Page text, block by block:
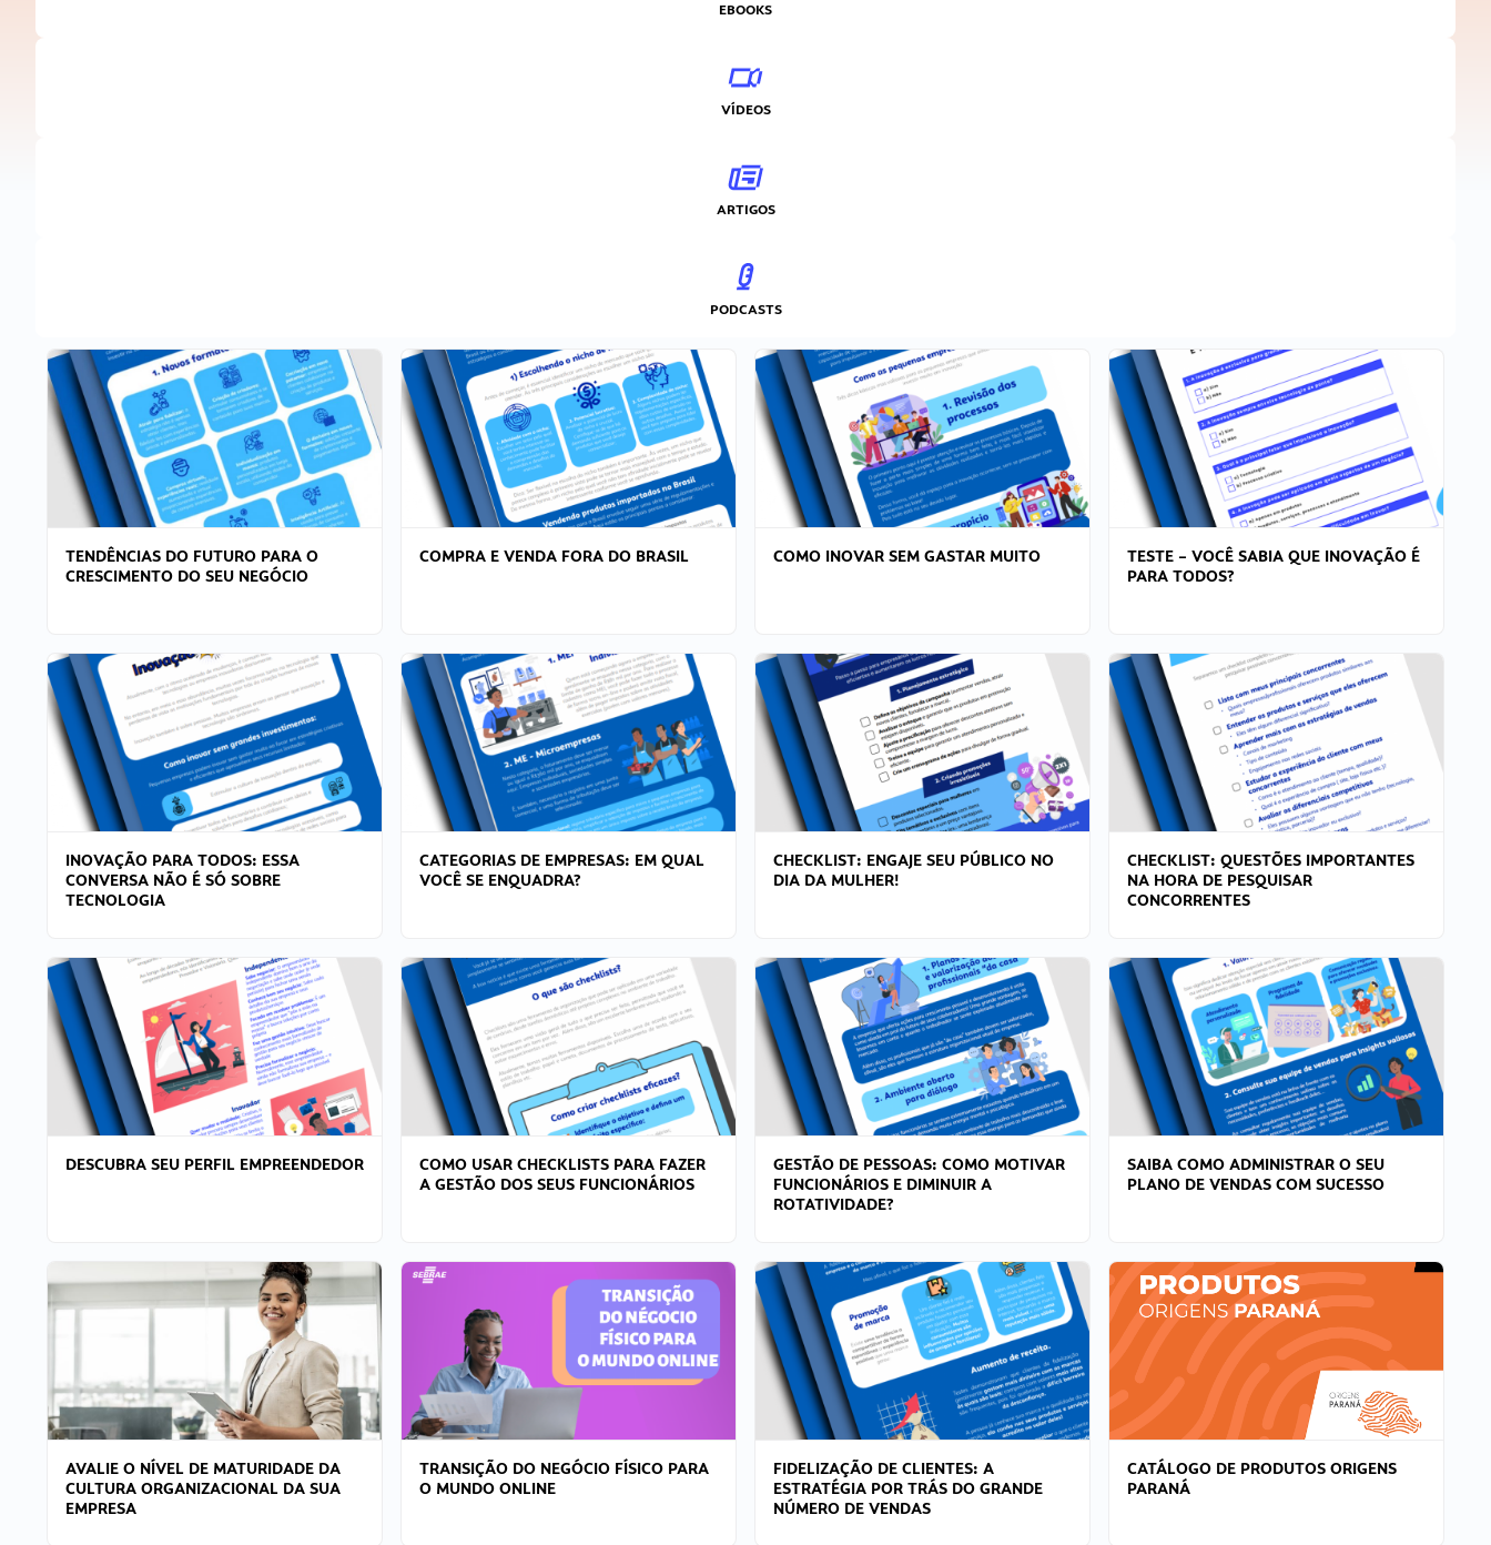
EBOOKS
VÍDEOS
ARTIGOS
PODCASTS
TENDÊNCIAS DO FUTURO PARA O
CRESCIMENTO DO SEU NEGÓCIO
COMPRA E VENDA FORA DO BRASIL COMO INOVAR SEM GASTAR MUITO
TESTE – VOCÊ SABIA QUE INOVAÇÃO É
PARA TODOS?
INOVAÇÃO PARA TODOS: ESSA
CONVERSA NÃO É SÓ SOBRE
TECNOLOGIA
CATEGORIAS DE EMPRESAS: EM QUAL
VOCÊ SE ENQUADRA?
CHECKLIST: ENGAJE SEU PÚBLICO NO
DIA DA MULHER!
CHECKLIST: QUESTÕES IMPORTANTES
NA HORA DE PESQUISAR
CONCORRENTES
DESCUBRA SEU PERFIL EMPREENDEDOR
COMO USAR CHECKLISTS PARA FAZER
A GESTÃO DOS SEUS FUNCIONÁRIOS
GESTÃO DE PESSOAS: COMO MOTIVAR
FUNCIONÁRIOS E DIMINUIR A
ROTATIVIDADE?
SAIBA COMO ADMINISTRAR O SEU
PLANO DE VENDAS COM SUCESSO
AVALIE O NÍVEL DE MATURIDADE DA
CULTURA ORGANIZACIONAL DA SUA
EMPRESA
TRANSIÇÃO DO NEGÓCIO FÍSICO PARA
O MUNDO ONLINE
FIDELIZAÇÃO DE CLIENTES: A
ESTRATÉGIA POR TRÁS DO GRANDE
NÚMERO DE VENDAS
CATÁLOGO DE PRODUTOS ORIGENS
PARANÁ